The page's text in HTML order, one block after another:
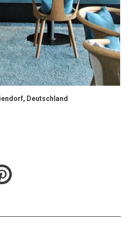
Deutschland